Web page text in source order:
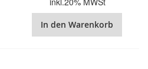
In den Warenkorb